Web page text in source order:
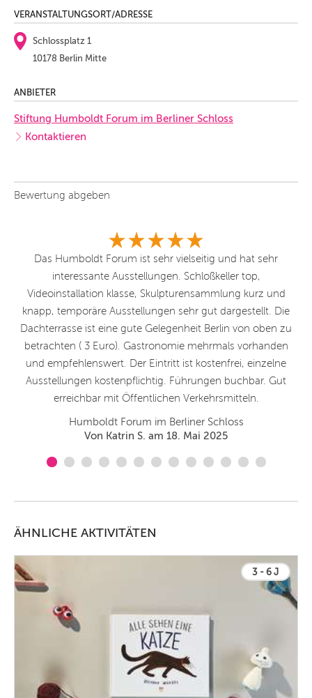
VERANSTALTUNGSORT/ADRESSE
Schlossplatz 1
10178 Berlin Mitte
ANBIETER
Stiftung Humboldt Forum im Berliner Schloss
Kontaktieren
Bewertung abgeben
Das Humboldt Forum ist sehr vielseitig und hat sehr
interessante Ausstellungen. Schloßkeller top,
Videoinstallation klasse, Skulpturensammlung kurz und
knapp, temporäre Ausstellungen sehr gut dargestellt. Die
Dachterrasse ist eine gute Gelegenheit Berlin von oben zu
betrachten ( 3 Euro). Gastronomie mehrmals vorhanden
und empfehlenswert. Der Eintritt ist kostenfrei, einzelne
Ausstellungen kostenpflichtig. Führungen buchbar. Gut
erreichbar mit Öffentlichen Verkehrsmitteln.
Humboldt Forum im Berliner Schloss
Von Katrin S. am 18. Mai 2025
ÄHNLICHE AKTIVITÄTEN
3 - 6 J